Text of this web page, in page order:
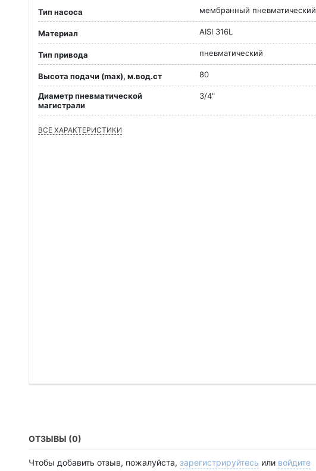
Тип насоса мембранный пневматический
Материал AISI 316L
Тип привода пневматический
Высота подачи (max), м.вод.ст 80
Диаметр пневматической
магистрали
3/4"
ВСЕ ХАРАКТЕРИСТИКИ
ОТЗЫВЫ (0)
Чтобы добавить отзыв, пожалуйста, зарегистрируйтесь или войдите